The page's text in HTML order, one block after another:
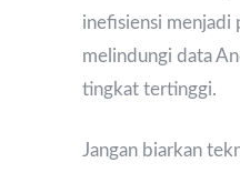
inefisiensi
melindungi data
tingkat tertinggi.
Jangan biarkan